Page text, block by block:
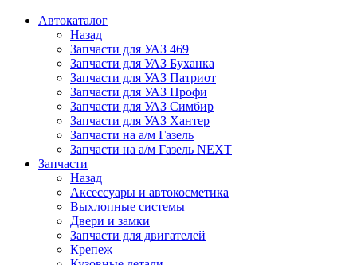
Автокаталог
Назад
Запчасти для УАЗ 469
Запчасти для УАЗ Буханка
Запчасти для УАЗ Патриот
Запчасти для УАЗ Профи
Запчасти для УАЗ Симбир
Запчасти для УАЗ Хантер
Запчасти на а/м Газель
Запчасти на а/м Газель NEXT
Запчасти
Назад
Аксессуары и автокосметика
Выхлопные системы
Двери и замки
Запчасти для двигателей
Крепеж